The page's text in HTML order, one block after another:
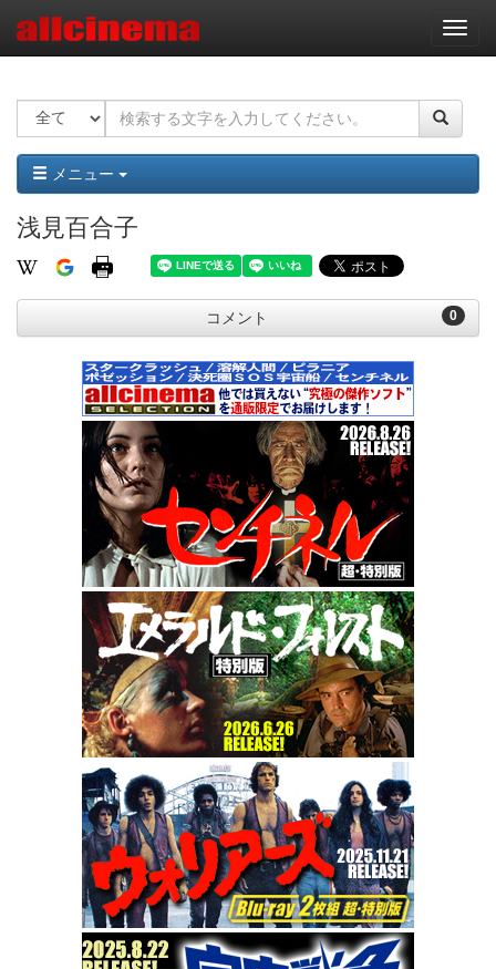
ナ
ビ
ー
ョ
ン
メニュー
浅見百合子
0
コメント